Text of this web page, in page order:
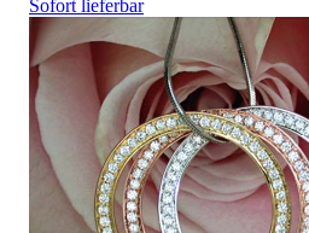
Sofort lieferbar